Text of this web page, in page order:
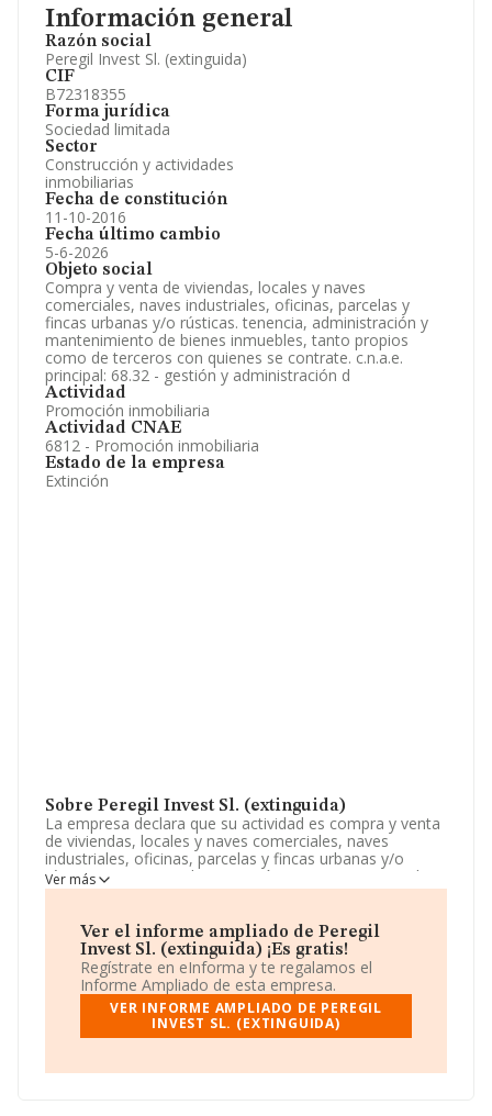
Información general
Razón social
Peregil Invest Sl. (extinguida)
CIF
B72318355
Forma jurídica
Sociedad limitada
Sector
Construcción y actividades
inmobiliarias
Fecha de constitución
11-10-2016
Fecha último cambio
5-6-2026
Objeto social
Compra y venta de viviendas, locales y naves
comerciales, naves industriales, oficinas, parcelas y
fincas urbanas y/o rústicas. tenencia, administración y
mantenimiento de bienes inmuebles, tanto propios
como de terceros con quienes se contrate. c.n.a.e.
principal: 68.32 - gestión y administración d
Actividad
Promoción inmobiliaria
Actividad CNAE
6812 - Promoción inmobiliaria
Estado de la empresa
Extinción
Sobre Peregil Invest Sl. (extinguida)
La empresa declara que su actividad es compra y venta
de viviendas, locales y naves comerciales, naves
industriales, oficinas, parcelas y fincas urbanas y/o
rústicas. tenencia, administración y mantenimiento de
bienes inmuebles, tanto propios como de terceros con
administración d. La empresa es una Sociedad Limitada.
Su actividad CNAE es '%cnae%' con código 6812. No
realiza actividad de importación y/o exportación.
La empresa españolaPeregil Invest S.L.
(extinguida) , con NIF B72318355, tiene su domicilio
social establecido en Calle Prim núm. 8 Oficina, (11201),
Ver más
Ver el informe ampliado de Peregil
Invest Sl. (extinguida) ¡Es gratis!
Regístrate en eInforma y te regalamos el
Informe Ampliado de esta empresa.
VER INFORME AMPLIADO DE PEREGIL
INVEST SL. (EXTINGUIDA)
Información oficial y registral complementaria.